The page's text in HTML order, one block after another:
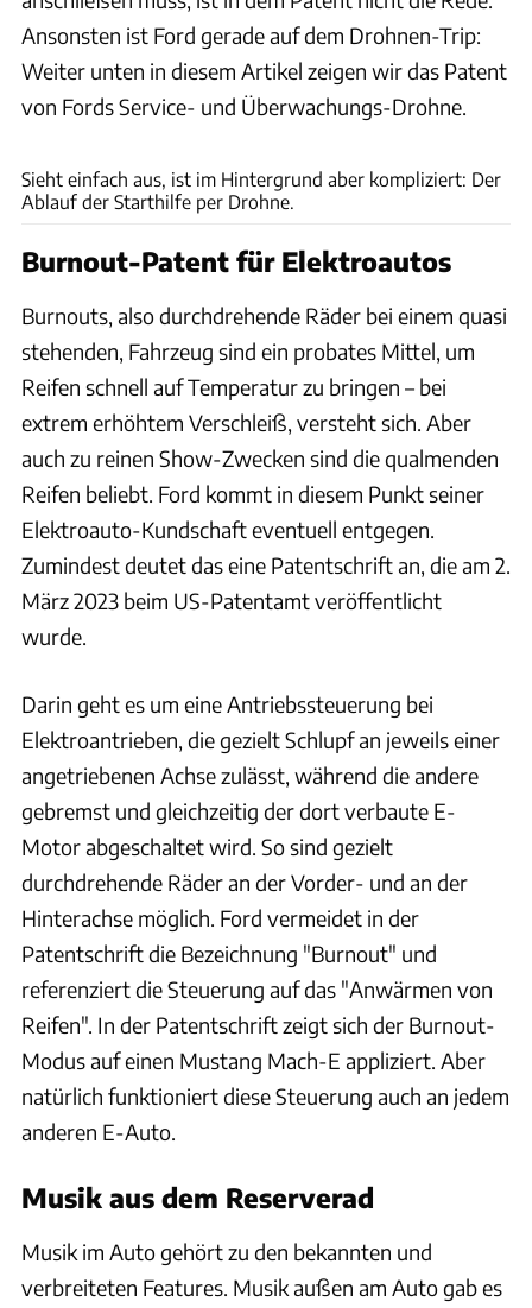
Ansonsten ist Ford gerade auf dem Drohnen-Trip:
Weiter unten in diesem Artikel zeigen wir das Patent
von Fords Service- und Überwachungs-Drohne.
Sieht einfach aus, ist im Hintergrund aber kompliziert: Der
Ablauf der Starthilfe per Drohne.
Burnout-Patent für Elektroautos
Burnouts, also durchdrehende Räder bei einem quasi
stehenden, Fahrzeug sind ein probates Mittel, um
Reifen schnell auf Temperatur zu bringen – bei
extrem erhöhtem Verschleiß, versteht sich. Aber
auch zu reinen Show-Zwecken sind die qualmenden
Reifen beliebt. Ford kommt in diesem Punkt seiner
Elektroauto-Kundschaft eventuell entgegen.
Zumindest deutet das eine Patentschrift an, die am 2.
März 2023 beim US-Patentamt veröffentlicht
wurde.
Darin geht es um eine Antriebssteuerung bei
Elektroantrieben, die gezielt Schlupf an jeweils einer
angetriebenen Achse zulässt, während die andere
gebremst und gleichzeitig der dort verbaute E-
Motor abgeschaltet wird. So sind gezielt
durchdrehende Räder an der Vorder- und an der
Hinterachse möglich. Ford vermeidet in der
Patentschrift die Bezeichnung "Burnout" und
referenziert die Steuerung auf das "Anwärmen von
Reifen". In der Patentschrift zeigt sich der Burnout-
Modus auf einen Mustang Mach-E appliziert. Aber
natürlich funktioniert diese Steuerung auch an jedem
anderen E-Auto.
Musik aus dem Reserverad
Musik im Auto gehört zu den bekannten und
verbreiteten Features. Musik außen am Auto gab es